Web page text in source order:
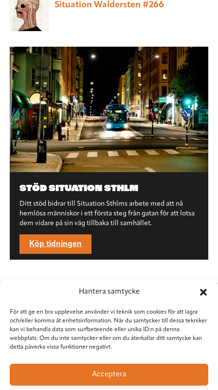
Hantera samtycke
För att ge en bra upplevelse använder vi teknik som cookies för att lagra
och/eller komma åt enhetsinformation. När du samtycker till dessa tekniker
kan vi behandla data som surfbeteende eller unika ID:n på denna
webbplats. Om du inte samtycker eller om du återkallar ditt samtycke kan
detta påverka vissa funktioner negativt.
Acceptera
Situation Waldersten #266
STÖD SITUATION STHLM
Ditt stöd bidrar till Situation Sthlms arbete med att nå
hemlösa människor i ett första steg från gatan för att lotsa
dem vidare på sin väg tillbaka till samhället.
Köp tidningen
Situation Sthlm
Torkel Knutssongatan 37
118 49 Stockholm